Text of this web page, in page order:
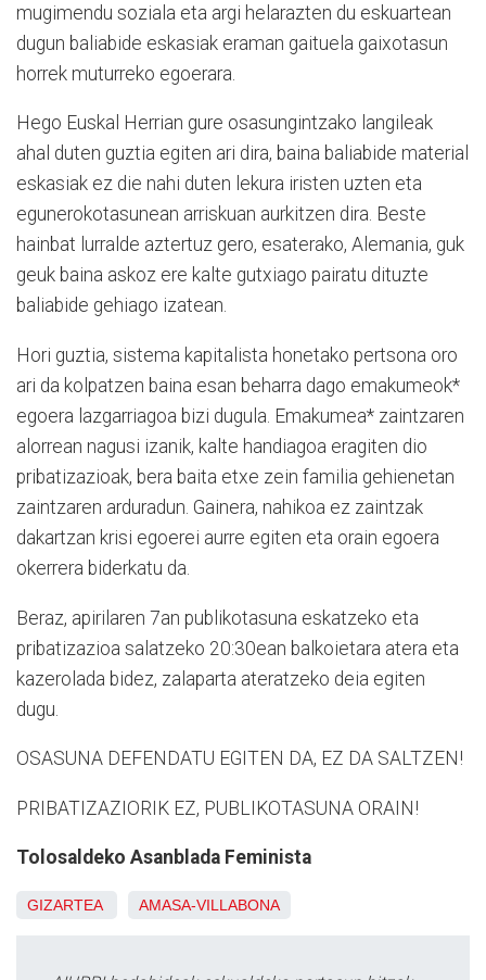
mugimendu soziala eta argi helarazten du eskuartean
dugun baliabide eskasiak eraman gaituela gaixotasun
horrek muturreko egoerara.
Hego Euskal Herrian gure osasungintzako langileak
ahal duten guztia egiten ari dira, baina baliabide material
eskasiak ez die nahi duten lekura iristen uzten eta
egunerokotasunean arriskuan aurkitzen dira. Beste
hainbat lurralde aztertuz gero, esaterako, Alemania, guk
geuk baina askoz ere kalte gutxiago pairatu dituzte
baliabide gehiago izatean.
Hori guztia, sistema kapitalista honetako pertsona oro
ari da kolpatzen baina esan beharra dago emakumeok*
egoera lazgarriagoa bizi dugula. Emakumea* zaintzaren
alorrean nagusi izanik, kalte handiagoa eragiten dio
pribatizazioak, bera baita etxe zein familia gehienetan
zaintzaren arduradun. Gainera, nahikoa ez zaintzak
dakartzan krisi egoerei aurre egiten eta orain egoera
okerrera biderkatu da.
Beraz, apirilaren 7an publikotasuna eskatzeko eta
pribatizazioa salatzeko 20:30ean balkoietara atera eta
kazerolada bidez, zalaparta ateratzeko deia egiten
dugu.
OSASUNA DEFENDATU EGITEN DA, EZ DA SALTZEN!
PRIBATIZAZIORIK EZ, PUBLIKOTASUNA ORAIN!
Tolosaldeko Asanblada Feminista
GIZARTEA AMASA-VILLABONA